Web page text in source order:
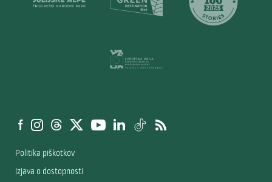
Politika piškotkov
Izjava o dostopnosti